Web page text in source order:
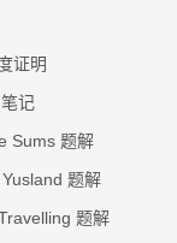
证明
记
Sums 题解
题解
题解